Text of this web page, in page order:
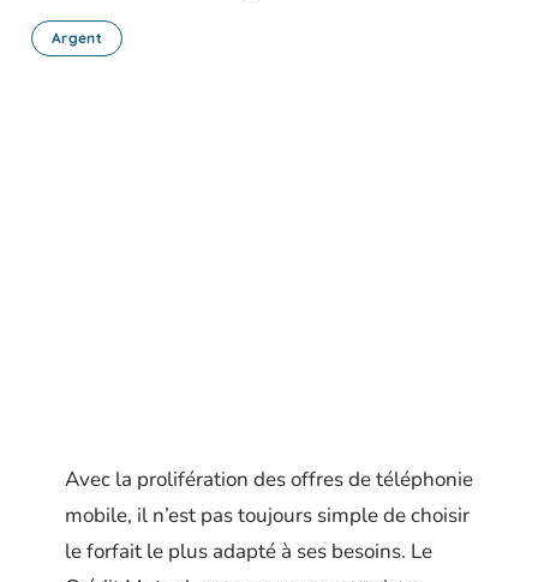
Argent
Avec la prolifération des offres de téléphonie
mobile, il n’est pas toujours simple de choisir
le forfait le plus adapté à ses besoins. Le